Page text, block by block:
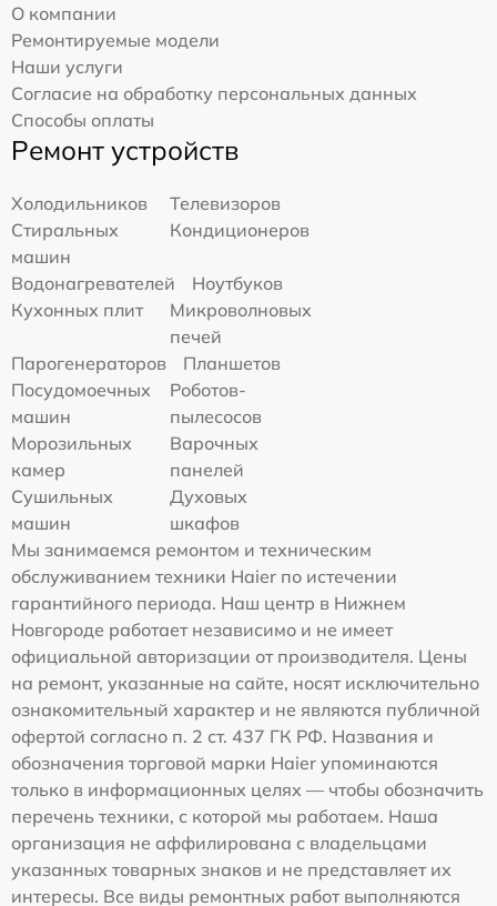
О компании
Ремонтируемые модели
Наши услуги
Согласие на обработку персональных данных
Способы оплаты
Ремонт устройств
Холодильников
Телевизоров
Стиральных
машин
Кондиционеров
Водонагревателей
Ноутбуков
Кухонных плит
Микроволновых
печей
Парогенераторов
Планшетов
Посудомоечных
машин
Роботов-
пылесосов
Морозильных
камер
Варочных
панелей
Сушильных
машин
Духовых
шкафов
Мы занимаемся ремонтом и техническим
обслуживанием техники Haier по истечении
гарантийного периода. Наш центр в Нижнем
Новгороде работает независимо и не имеет
официальной авторизации от производителя. Цены
на ремонт, указанные на сайте, носят исключительно
ознакомительный характер и не являются публичной
офертой согласно п. 2 ст. 437 ГК РФ. Названия и
обозначения торговой марки Haier упоминаются
только в информационных целях — чтобы обозначить
перечень техники, с которой мы работаем. Наша
организация не аффилирована с владельцами
указанных товарных знаков и не представляет их
интересы. Все виды ремонтных работ выполняются